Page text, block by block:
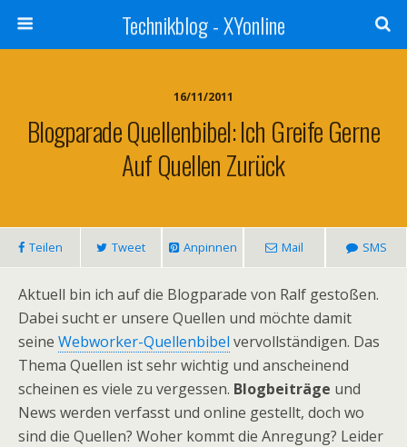
Technikblog - XYonline
16/11/2011
Blogparade Quellenbibel: Ich Greife Gerne
Auf Quellen Zurück
Teilen Tweet Anpinnen Mail SMS
Aktuell bin ich auf die Blogparade von Ralf gestoßen.
Dabei sucht er unsere Quellen und möchte damit
seine Webworker-Quellenbibel vervollständigen. Das
Thema Quellen ist sehr wichtig und anscheinend
scheinen es viele zu vergessen. Blogbeiträge und
News werden verfasst und online gestellt, doch wo
sind die Quellen? Woher kommt die Anregung? Leider